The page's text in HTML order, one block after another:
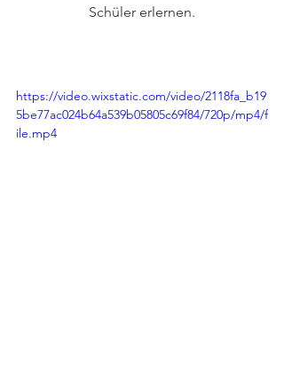
Schüler erlernen.
https://video.wixstatic.com/video/2118fa_b19
5be77ac024b64a539b05805c69f84/720p/mp4/f
ile.mp4